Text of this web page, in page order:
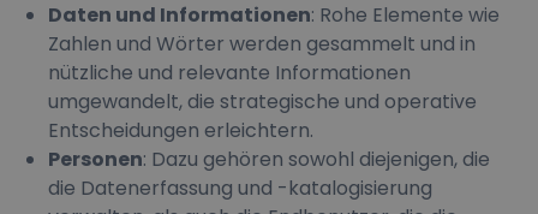
Daten und Informationen: Rohe Elemente wie
Zahlen und Wörter werden gesammelt und in
nützliche und relevante Informationen
umgewandelt, die strategische und operative
Entscheidungen erleichtern.
Personen: Dazu gehören sowohl diejenigen, die
die Datenerfassung und -katalogisierung